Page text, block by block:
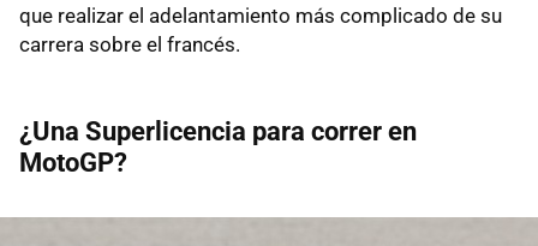
que realizar el adelantamiento más complicado de su
carrera sobre el francés.
¿Una Superlicencia para correr en
MotoGP?